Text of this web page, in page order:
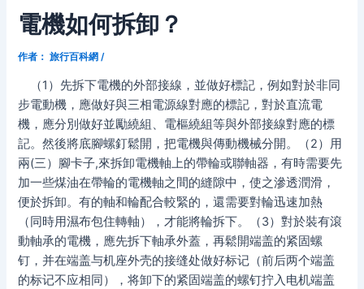
電機如何拆卸？
作者： 旅行百科網 /
（1）先拆下電機的外部接線，並做好標記，例如對於非同
步電動機，應做好與三相電源線對應的標記，對於直流電
機，應分別做好並勵繞組、電樞繞組等與外部接線對應的標
記。然後將底腳螺釘鬆開，把電機與傳動機械分開。（2）用
兩(三）腳卡子,來拆卸電機軸上的帶輪或聯軸器，有時需要先
加一些煤油在帶輪的電機軸之間的縫隙中，使之滲透潤滑，
便於拆卸。有的軸和輪配合較緊的，還需要對輪迅速加熱
（同時用濕布包住轉軸），才能將輪拆下。（3）對於裝有滾
動軸承的電機，應先拆下軸承外蓋，再鬆開端盖的紧固螺
钉，并在端盖与机座外壳的接缝处做好标记（前后两个端盖
的标记不应相同），将卸下的紧固端盖的螺钉拧入电机端盖